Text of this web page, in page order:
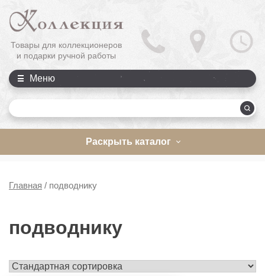
Товары для коллекционеров
и подарки ручной работы
Меню
Раскрыть каталог
Главная / подводнику
подводнику